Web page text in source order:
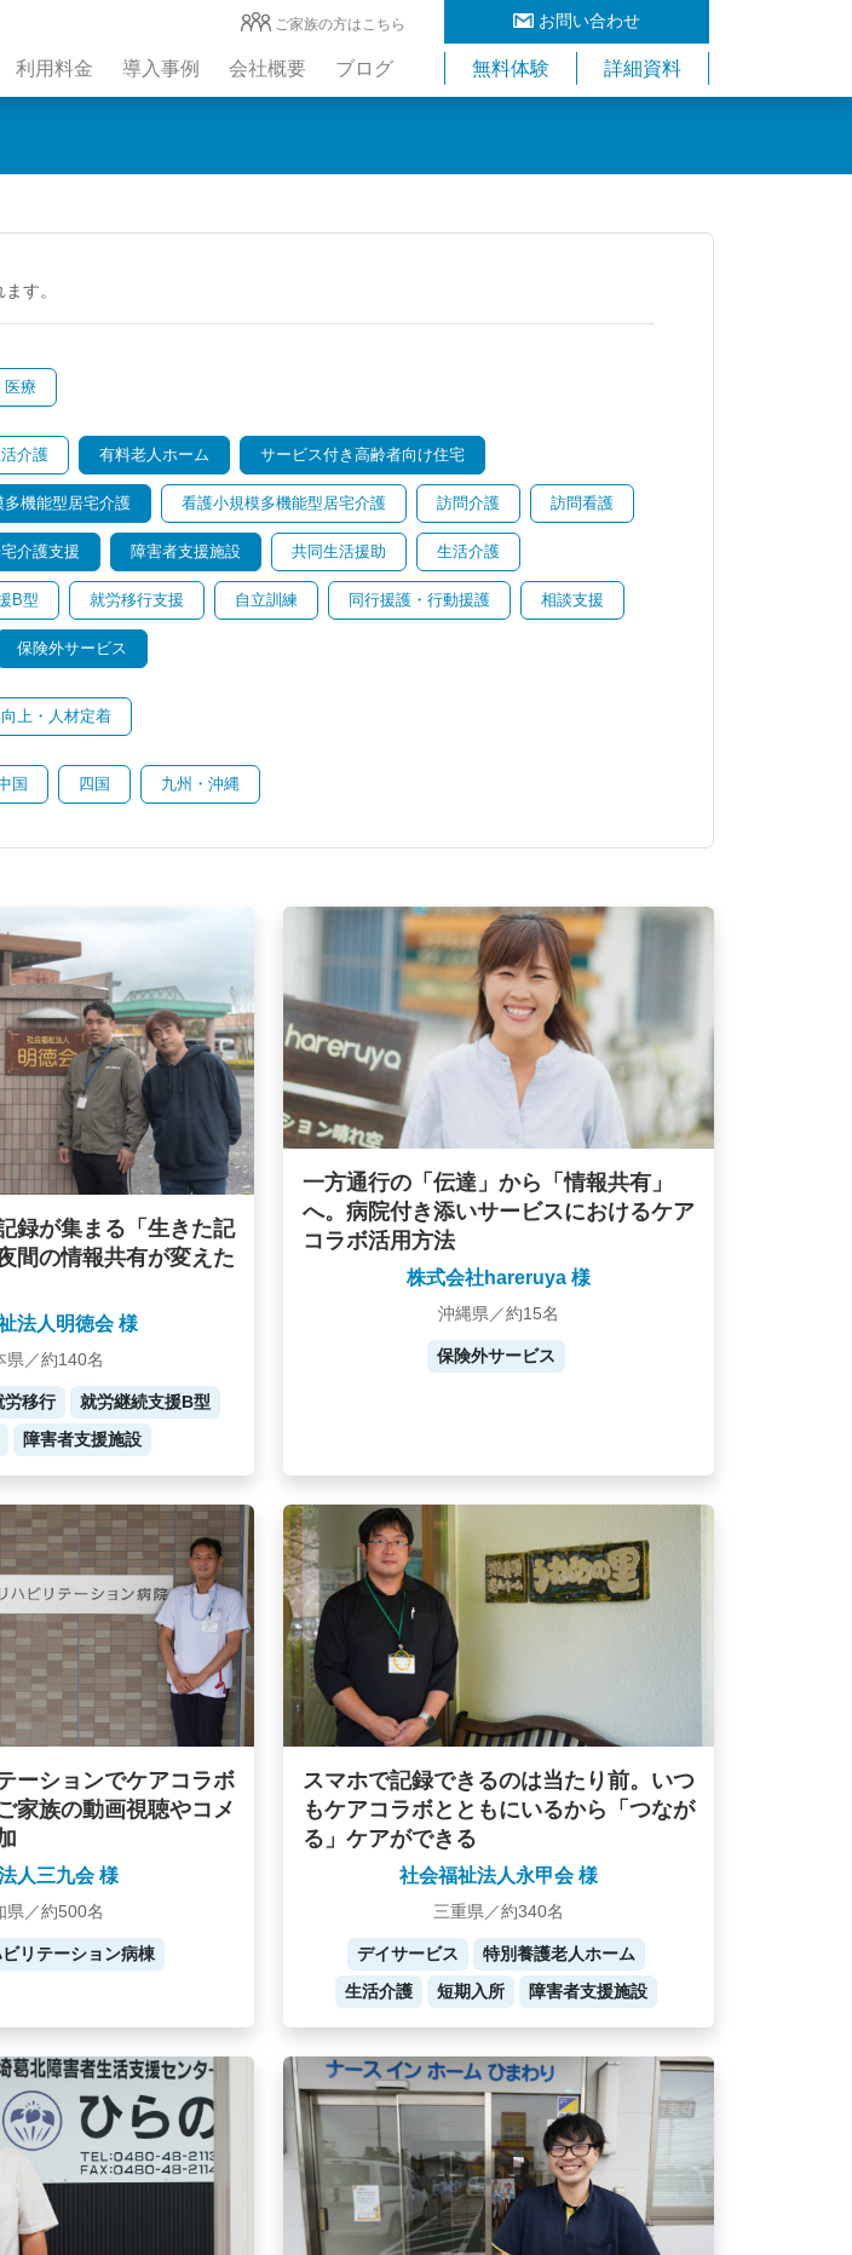
お問い合わせ
ご家族の方はこちら
利用料金 導入事例 会社概要 ブログ 無料体験 詳細資料
す。
医療
介護 有料老人ホーム サービス付き高齢者向け住宅
多機能型居宅介護 看護小規模多機能型居宅介護 訪問介護 訪問看護
介護支援 障害者支援施設 共同生活援助 生活介護
B型 就労移行支援 自立訓練 同行援護・行動援護 相談支援
保険外サービス
上・人材定着
国 四国 九州・沖縄
録が集まる「生きた記
間の情報共有が変えた
法人明徳会 様
県／約140名
労移行
就労継続支援B型
障害者支援施設
一方通行の「伝達」から「情報共有」
へ。病院付き添いサービスにおけるケア
コラボ活用方法
株式会社hareruya 様
沖縄県／約15名
保険外サービス
ーションでケアコラボ
家族の動画視聴やコメ
人三九会 様
県／約500名
リテーション病棟
スマホで記録できるのは当たり前。いつ
もケアコラボとともにいるから「つなが
る」ケアができる
社会福祉法人永甲会 様
三重県／約340名
デイサービス
特別養護老人ホーム
生活介護
短期入所 障害者支援施設